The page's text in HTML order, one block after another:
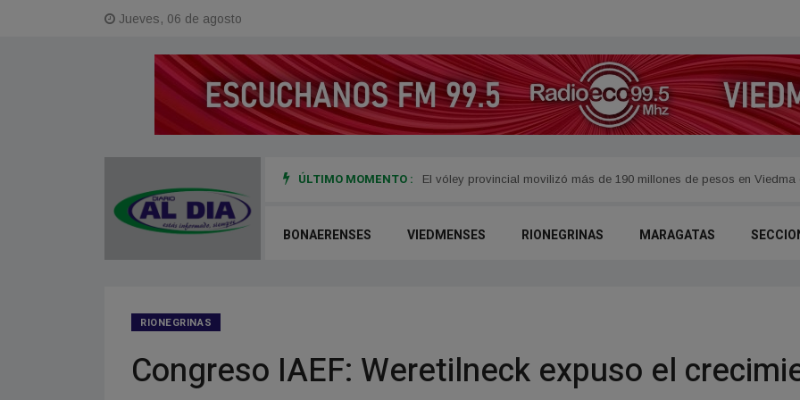
Jueves, 06 de agosto
ÚLTIMO MOMENTO :
de pesos en Viedma durante la temporada baja Convocan a reuniones informativas por el acceso seguro a la
BONAERENSES VIEDMENSES RIONEGRINAS MARAGATAS
RIONEGRINAS
Congreso IAEF: Weretilneck expuso el